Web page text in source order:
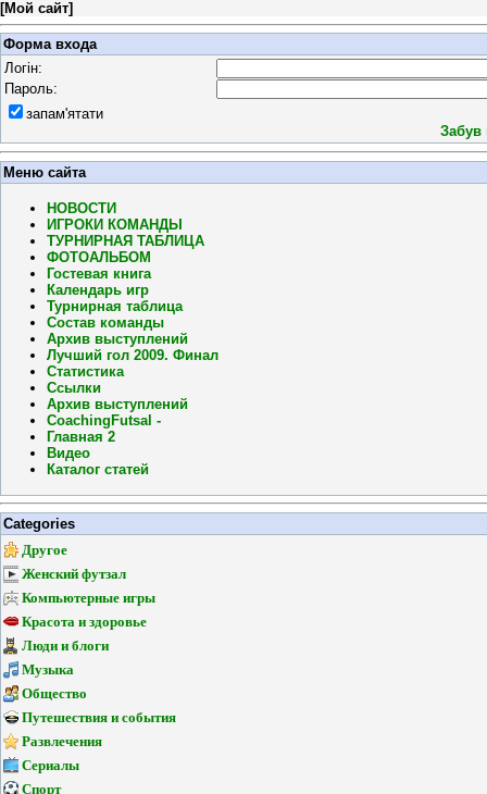
[Мой сайт]
Форма входа
Логін:
Пароль:
запам'ятати
Забув
Меню сайта
НОВОСТИ
ИГРОКИ КОМАНДЫ
ТУРНИРНАЯ ТАБЛИЦА
ФОТОАЛЬБОМ
Гостевая книга
Календарь игр
Турнирная таблица
Состав команды
Архив выступлений
Лучший гол 2009. Финал
Статистика
Ссылки
Архив выступлений
CoachingFutsal -
Главная 2
Видео
Каталог статей
Categories
Другое
Женский футзал
Компьютерные игры
Красота и здоровье
Люди и блоги
Музыка
Общество
Путешествия и события
Развлечения
Сериалы
Спорт